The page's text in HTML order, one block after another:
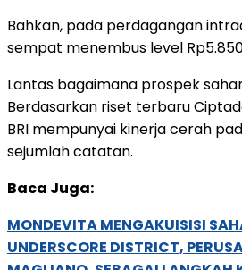
Bahkan, pada perdagangan
sempat menembus level
Lantas bagaimana prospek
Berdasarkan riset terbaru
BRI mempunyai kinerja cerah
sejumlah catatan.
Baca Juga:
MONDEVITA MENGAKUISISI
UNDERSCORE DISTRICT,